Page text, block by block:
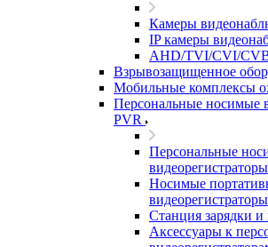
Камеры
IP камеры
AHD/TVI/CVI/
Взрывозащищенное
Мобильные комплексы
Персональные носимые
PVR
Персональные
Носимые
видеорегистраторы
Станция зарядки
Аксессуары к